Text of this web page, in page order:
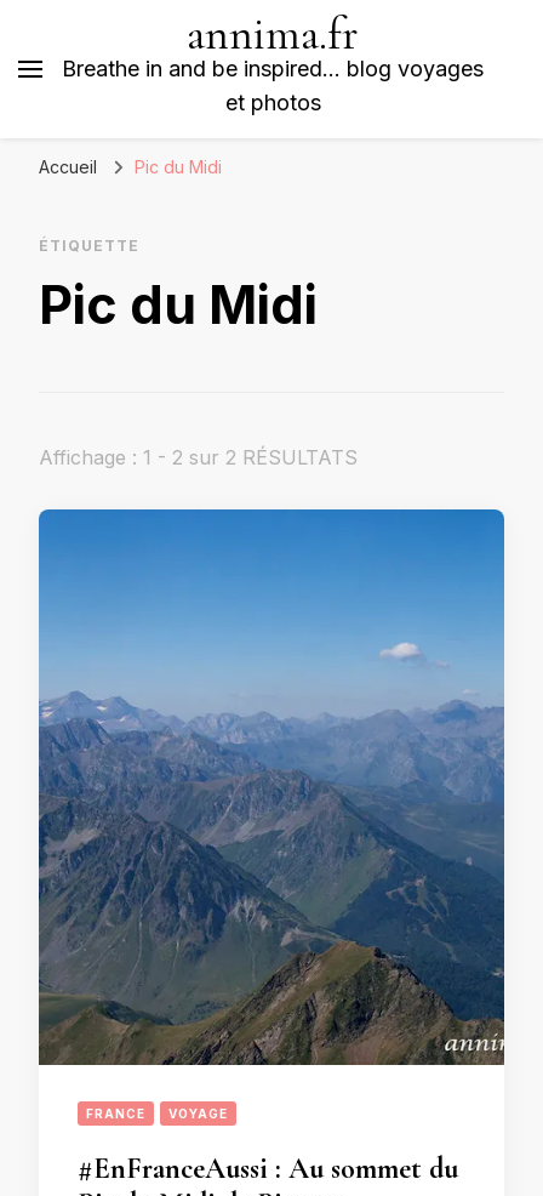
annima.fr
Breathe in and be inspired… blog voyages
et photos
Accueil Pic du Midi
ÉTIQUETTE
Pic du Midi
Affichage : 1 - 2 sur 2 RÉSULTATS
FRANCE VOYAGE
#EnFranceAussi : Au sommet du